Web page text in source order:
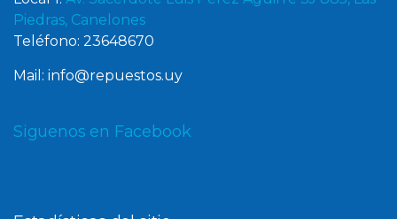
Piedras, Canelones
Teléfono: 23648670
Mail: info@repuestos.uy
Siguenos en Facebook